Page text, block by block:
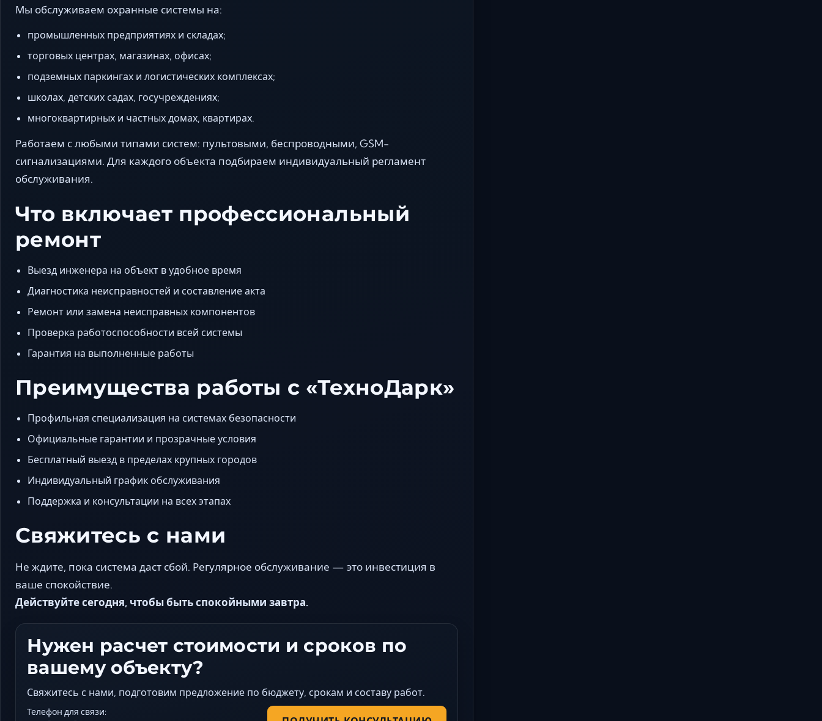
Мы обслуживаем охранные системы на:
промышленных предприятиях и складах;
торговых центрах, магазинах, офисах;
подземных паркингах и логистических комплексах;
школах, детских садах, госучреждениях;
многоквартирных и частных домах, квартирах.
Работаем с любыми типами систем: пультовыми, беспроводными, GSM-
сигнализациями. Для каждого объекта подбираем индивидуальный регламент
обслуживания.
Что включает профессиональный
ремонт
Выезд инженера на объект в удобное время
Диагностика неисправностей и составление акта
Ремонт или замена неисправных компонентов
Проверка работоспособности всей системы
Гарантия на выполненные работы
Преимущества работы с «ТехноДарк»
Профильная специализация на системах безопасности
Официальные гарантии и прозрачные условия
Бесплатный выезд в пределах крупных городов
Индивидуальный график обслуживания
Поддержка и консультации на всех этапах
Свяжитесь с нами
Не ждите, пока система даст сбой. Регулярное обслуживание — это инвестиция в
ваше спокойствие.
Действуйте сегодня, чтобы быть спокойными завтра.
Нужен расчет стоимости и сроков по
вашему объекту?
Свяжитесь с нами, подготовим предложение по бюджету, срокам и составу работ.
Телефон для связи: